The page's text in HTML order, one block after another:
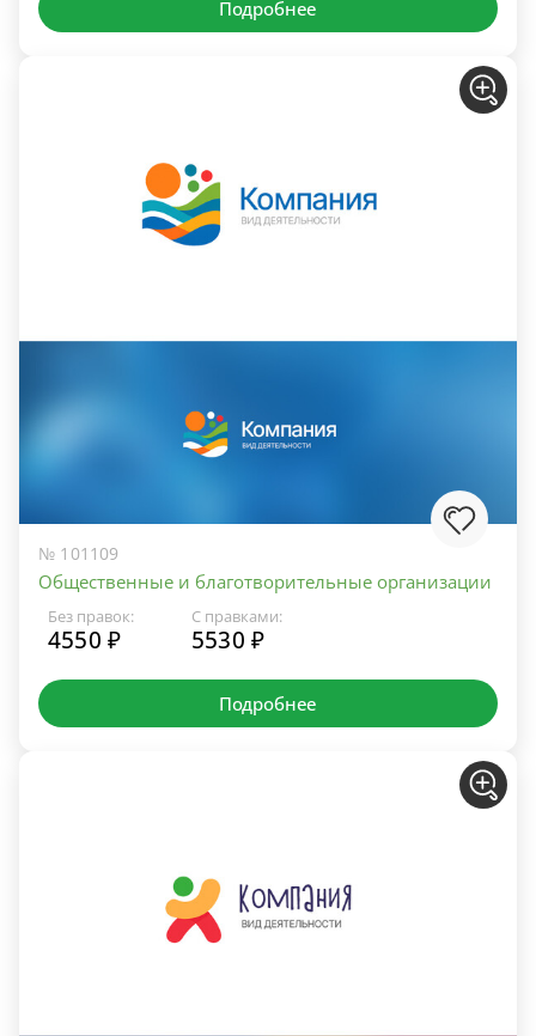
Подробнее
№ 101109
Общественные и благотворительные организации
Без правок:
4550 ₽
С правками:
5530 ₽
Подробнее